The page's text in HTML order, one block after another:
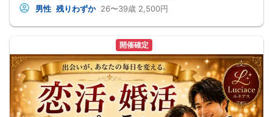
男性 残りわずか 26〜39歳 2,500円
開催確定